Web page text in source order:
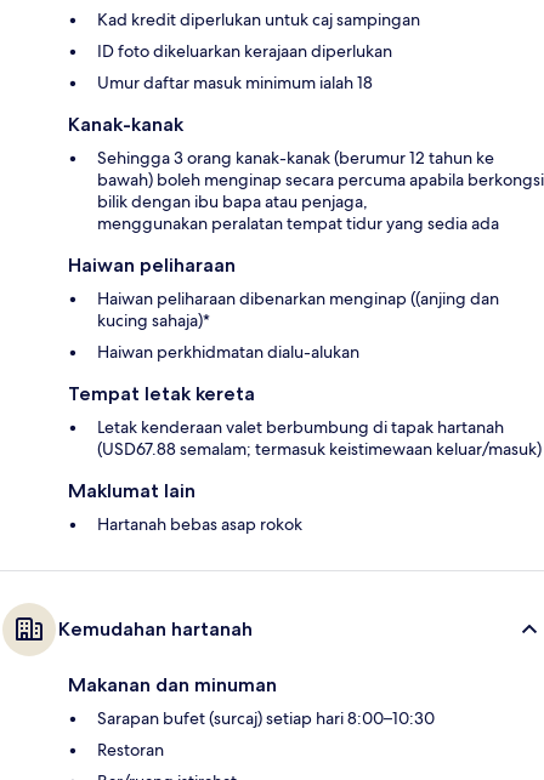
Kad kredit diperlukan untuk caj sampingan
ID foto dikeluarkan kerajaan diperlukan
Umur daftar masuk minimum ialah 18
Kanak-kanak
Sehingga 3 orang kanak-kanak (berumur 12 tahun ke
bawah) boleh menginap secara percuma apabila berkongsi
bilik dengan ibu bapa atau penjaga,
menggunakan peralatan tempat tidur yang sedia ada
Haiwan peliharaan
Haiwan peliharaan dibenarkan menginap ((anjing dan
kucing sahaja)*
Haiwan perkhidmatan dialu-alukan
Tempat letak kereta
Letak kenderaan valet berbumbung di tapak hartanah
(USD67.88 semalam; termasuk keistimewaan keluar/masuk)
Maklumat lain
Hartanah bebas asap rokok
Kemudahan hartanah
Makanan dan minuman
Sarapan bufet (surcaj) setiap hari 8:00–10:30
Restoran